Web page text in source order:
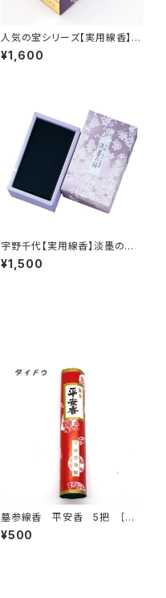
人気の宝シリーズ【実用線香】ル
ビー宝<煙量：極微煙>消臭効果
あり フローラルブーケの香
¥1,600
宇野千代【実用線香】淡墨の桜<
煙極少> 桜の香り 家庭用
バラ詰 『御霊前・お彼岸・お盆
¥1,500
墓参線香 平安香 5把 ［お
彼岸・お墓参り］
¥500